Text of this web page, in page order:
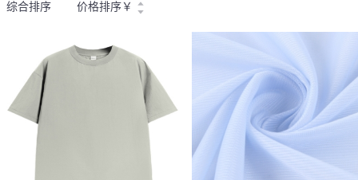
综合排序 价格排序 ￥